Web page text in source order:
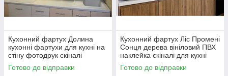
Кухонний фартух Долина
кухонні фартухи для кухні на
стіну фотодрук скіналі
природа краєвид 600х2000
мм
Готово до відправки
Кухонний фартух Ліс Промені
Сонця дерева вініловий ПВХ
наклейка скіналі для кухні
зелений 600х2000 мм
Готово до відправки